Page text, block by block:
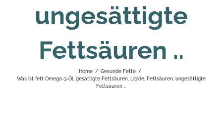
ungesättigte
Fettsäuren ..
Home / Gesunde Fette /
Was ist fett Omega-3-Öl, gesättigte Fettsäuren, Lipide, Fettsäuren, ungesättigte
Fettsäuren ..